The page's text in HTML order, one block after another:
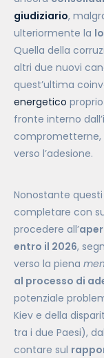
giudiziario,
ulteriormente la
Quella della
altri due nuovi
quest’ultima
energetico
fronte interno
comprometterne,
verso l’adesione.
Nonostante
completare con
procedere all’
entro il 2026,
verso la piena
al processo di
potenziale
Kiev e della
tra i due Paesi),
contare sul